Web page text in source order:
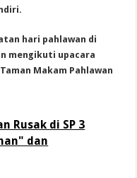
hari pahlawan di
mengikuti upacara
Makam Pahlawan
Rusak di SP 3
dan